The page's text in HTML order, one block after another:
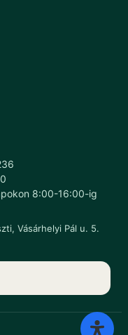
8:00-16:00-ig
Vásárhelyi Pál u. 5.